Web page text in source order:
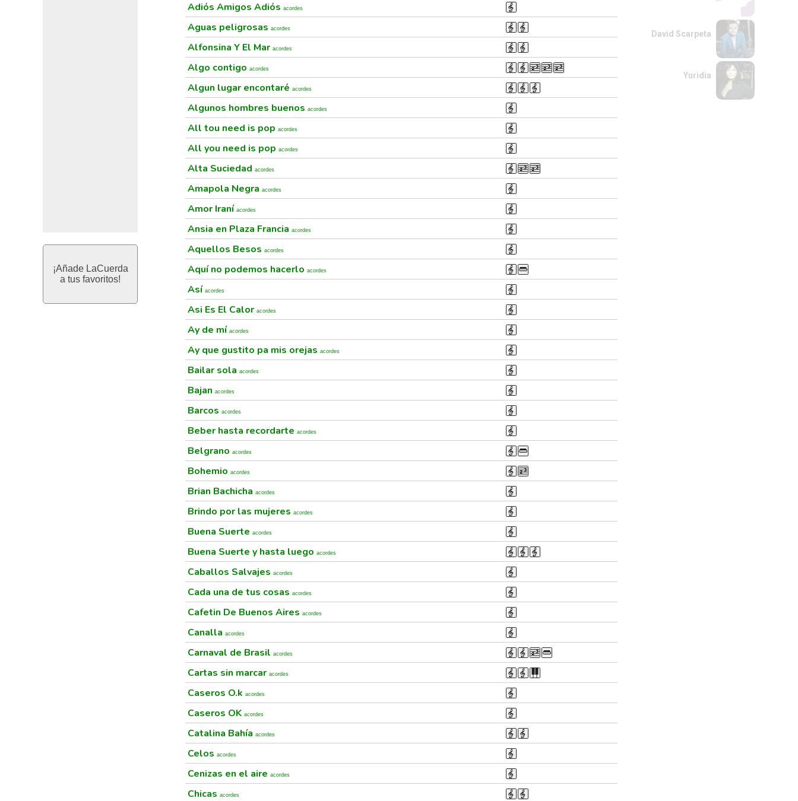
¡Añade LaCuerda
a tus favoritos!
Adiós Amigos Adiós acordes
Aguas peligrosas acordes
Alfonsina Y El Mar acordes
Algo contigo acordes
Algun lugar encontaré acordes
Algunos hombres buenos acordes
All tou need is pop acordes
All you need is pop acordes
Alta Suciedad acordes
Amapola Negra acordes
Amor Iraní acordes
Ansia en Plaza Francia acordes
Aquellos Besos acordes
Aquí no podemos hacerlo acordes
Así acordes
Asi Es El Calor acordes
Ay de mí acordes
Ay que gustito pa mis orejas acordes
Bailar sola acordes
Bajan acordes
Barcos acordes
Beber hasta recordarte acordes
Belgrano acordes
Bohemio acordes
Brian Bachicha acordes
Brindo por las mujeres acordes
Buena Suerte acordes
Buena Suerte y hasta luego acordes
Caballos Salvajes acordes
Cada una de tus cosas acordes
Cafetin De Buenos Aires acordes
Canalla acordes
Carnaval de Brasil acordes
Cartas sin marcar acordes
Caseros O.k acordes
Caseros OK acordes
Catalina Bahía acordes
Celos acordes
Cenizas en el aire acordes
Chicas acordes
David Scarpeta
Yuridia